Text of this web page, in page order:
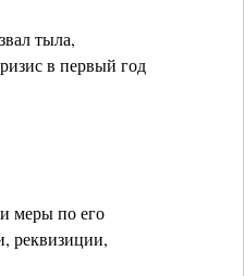
тыла,
в первый год
меры по его
реквизиции,